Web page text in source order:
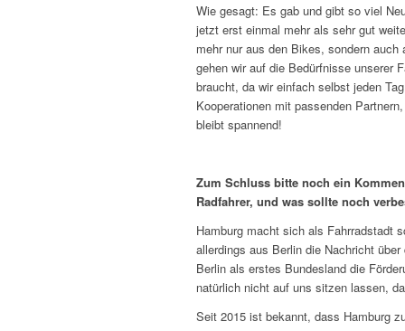
Wie gesagt: Es gab und gibt so viel
jetzt erst einmal mehr als sehr gut
mehr nur aus den Bikes, sondern
gehen wir auf die Bedürfnisse unserer
braucht, da wir einfach selbst jeden
Kooperationen mit passenden
bleibt spannend!
Zum Schluss bitte noch ein
Radfahrer, und was sollte noch
Hamburg macht sich als Fahrradstadt
allerdings aus Berlin die Nachricht
Berlin als erstes Bundesland die
natürlich nicht auf uns sitzen lassen,
Seit 2015 ist bekannt, dass Hamburg